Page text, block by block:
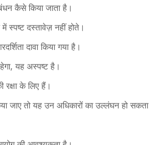
कैसे किया जाता है।
स्पष्ट दस्तावेज़ नहीं होते।
दावा किया गया है।
यह अस्पष्ट है।
के लिए हैं।
जाए तो यह उन अधिकारों का उल्लंघन हो सकता